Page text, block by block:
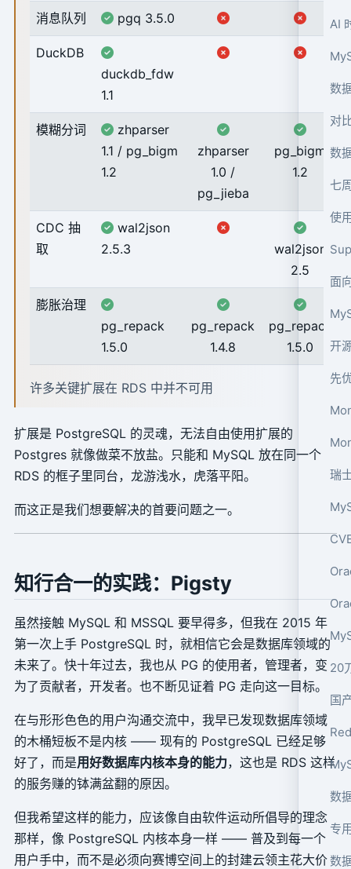
AI
数
对
数
七
使
面
开
先
瑞
20
国
数
专
数
消息队列 pgq 3.5.0
DuckDB
duckdb_fdw
1.1
模糊分词
zhparser
1.1 / pg_bigm
1.2
zhparser
1.0 /
pg_jieba
pg_bigm
1.2
CDC 抽
取
wal2json
2.5.3
wal2json
2.5
膨胀治理
pg_repack
1.5.0
pg_repack
1.4.8
pg_repack
1.5.0
许多关键扩展在 RDS 中并不可用
扩展是 PostgreSQL 的灵魂，无法自由使用扩展的
Postgres 就像做菜不放盐。只能和 MySQL 放在同一个
RDS 的框子里同台，龙游浅水，虎落平阳。
而这正是我们想要解决的首要问题之一。
知行合一的实践：Pigsty
虽然接触 MySQL 和 MSSQL 要早得多，但我在 2015 年
第一次上手 PostgreSQL 时，就相信它会是数据库领域的
未来了。快十年过去，我也从 PG 的使用者，管理者，变
为了贡献者，开发者。也不断见证着 PG 走向这一目标。
在与形形色色的用户沟通交流中，我早已发现数据库领域
的木桶短板不是内核 —— 现有的 PostgreSQL 已经足够
好了，而是用好数据库内核本身的能力，这也是 RDS 这样
的服务赚的钵满盆翻的原因。
但我希望这样的能力，应该像自由软件运动所倡导的理念
那样，像 PostgreSQL 内核本身一样 —— 普及到每一个
用户手中，而不是必须向赛博空间上的封建云领主花大价